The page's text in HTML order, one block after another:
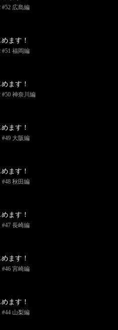
#52 広島編
ます！
#51 福岡編
ます！
#50 神奈川編
ます！
#49 大阪編
ます！
#48 秋田編
ます！
#47 長崎編
ます！
#46 宮崎編
ます！
#44 山梨編